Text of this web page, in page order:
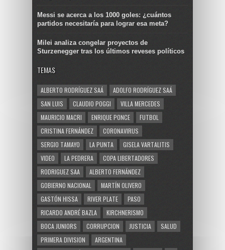
Messi se acerca a los 1000 goles: ¿cuántos
partidos necesitaría para lograr esa meta?
Milei analiza congelar proyectos de
Sturzenegger tras los últimos reveses políticos
TEMAS
ALBERTO RODRÍGUEZ SAÁ
ADOLFO RODRÍGUEZ SAÁ
SAN LUIS
CLAUDIO POGGI
VILLA MERCEDES
MAURICIO MACRI
ENRIQUE PONCE
FUTBOL
CRISTINA FERNÁNDEZ
CORONAVIRUS
SERGIO TAMAYO
LA PUNTA
GISELA VARTALITIS
VIDEO
LA PEDRERA
COPA LIBERTADORES
RODRIGUEZ SAA
ALBERTO FERNÁNDEZ
GOBIERNO NACIONAL
MARTÍN OLIVERO
GASTÓN HISSA
RIVER PLATE
PASO
RICARDO ANDRÉ BAZLA
KIRCHNERISMO
BOCA JUNIORS
CORRUPCION JUSTICIA
SALUD
PRIMERA DIVISION
ARGENTINA